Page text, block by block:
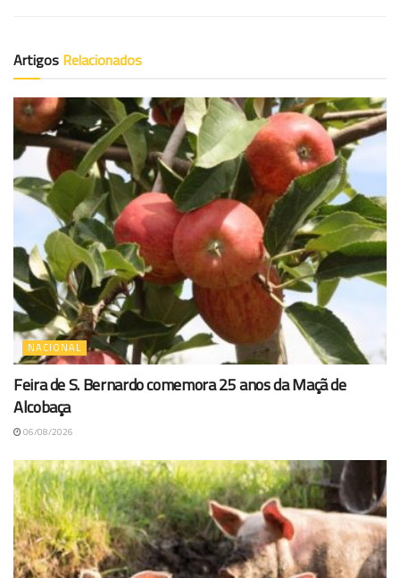
Artigos Relacionados
NACIONAL
Feira de S. Bernardo comemora 25 anos da Maçã de
Alcobaça
06/08/2026